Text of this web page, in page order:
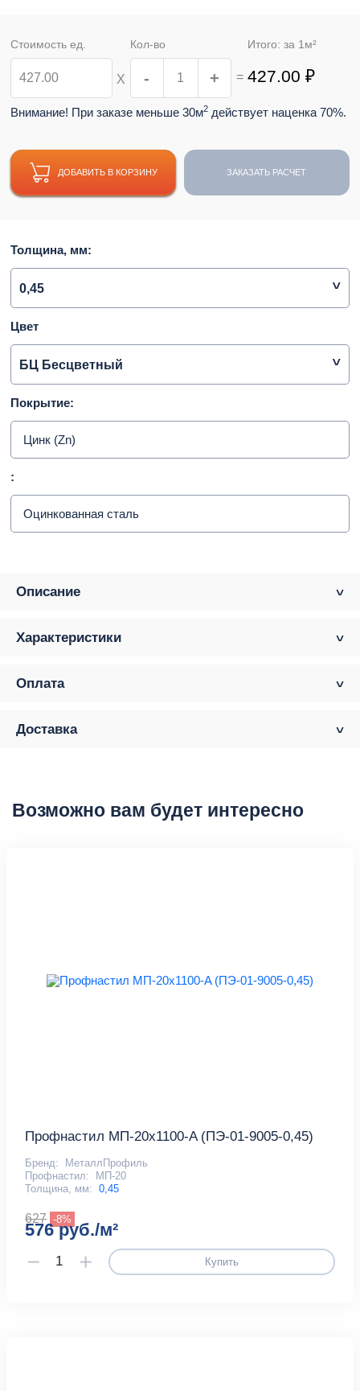
Стоимость ед.
Х
Кол-во
- + =
Итого: за 1 м²
427.00 ₽
Внимание! При заказе меньше 30м2 действует наценка 70%.
ДОБАВИТЬ В КОРЗИНУ ЗАКАЗАТЬ РАСЧЕТ
Толщина, мм:
0,45
Цвет
БЦ Бесцветный
Покрытие:
Цинк (Zn)
:
Оцинкованная сталь
Описание
Характеристики
Оплата
Доставка
Возможно вам будет интересно
Профнастил МП-20x1100-A (ПЭ-01-9005-0,45)
Бренд:
МеталлПрофиль
Профнастил:
МП-20
Толщина, мм: 0,45
627 -8%
576 руб./м²
Купить